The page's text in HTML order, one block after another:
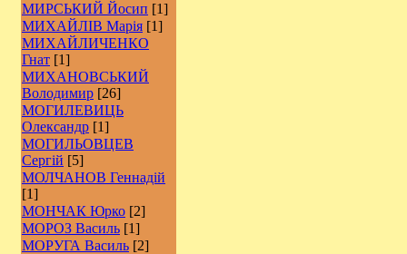
МИРСЬКИЙ Йосип [1]
МИХАЙЛІВ Марія [1]
МИХАЙЛИЧЕНКО
Гнат [1]
МИХАНОВСЬКИЙ
Володимир [26]
МОГИЛЕВИЦЬ
Олександр [1]
МОГИЛЬОВЦЕВ
Сергій [5]
МОЛЧАНОВ Геннадій
[1]
МОНЧАК Юрко [2]
МОРОЗ Василь [1]
МОРУГА Василь [2]